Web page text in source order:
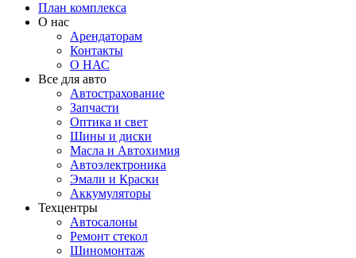
План комплекса
О нас
Арендаторам
Контакты
О НАС
Все для авто
Автострахование
Запчасти
Оптика и свет
Шины и диски
Масла и Автохимия
Автоэлектроника
Эмали и Краски
Аккумуляторы
Техцентры
Автосалоны
Ремонт стекол
Шиномонтаж